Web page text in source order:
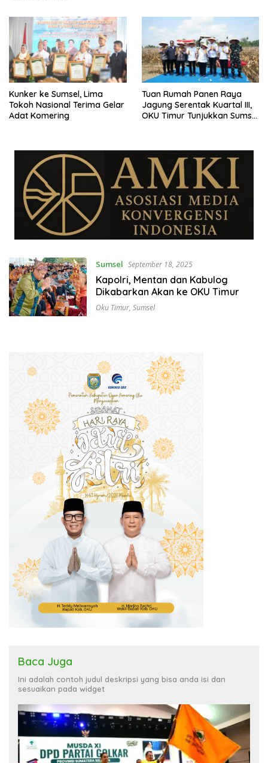
Kunker ke Sumsel, Lima
Tokoh Nasional Terima Gelar
Adat Komering
Tuan Rumah Panen Raya
Jagung Serentak Kuartal III,
OKU Timur Tunjukkan Sumsel
Sumsel September 18, 2025
Kapolri, Mentan dan Kabulog
Dikabarkan Akan ke OKU Timur
Oku Timur, Sumsel
Baca Juga
Ini adalah contoh judul deskripsi yang bisa anda isi dan
sesuaikan pada widget